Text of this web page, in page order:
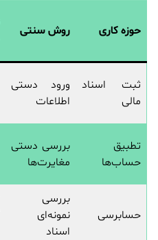
حوزه کاری روش سنتی
ثبت اسناد
مالی
ورود دستی
اطلاعات
تطبیق
حساب‌ها
بررسی دستی
مغایرت‌ها
حسابرسی
بررسی
نمونه‌ای
اسناد